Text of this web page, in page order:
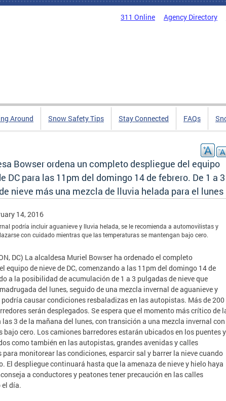
311 Online Agency Directory
Around Snow Safety Tips Stay Connected FAQs
Bowser ordena un completo despliegue del equipo
DC para las 11pm del domingo 14 de febrero. De 1 a 3
nieve más una mezcla de lluvia helada para el lunes
14, 2016
podría incluir aguanieve y lluvia helada, se le recomienda a automovilistas y
con cuidado mientras que las temperaturas se mantengan bajo cero.
DC) La alcaldesa Muriel Bowser ha ordenado el completo
equipo de nieve de DC, comenzando a las 11pm del domingo 14 de
a la posibilidad de acumulación de 1 a 3 pulgadas de nieve que
del lunes, seguido de una mezcla invernal de aguanieve y
causar condiciones resbaladizas en las autopistas. Más de 200
serán desplegados. Se espera que el momento más crítico de
las 3 de la mañana del lunes, con transición a una mezcla invernal con
bajo cero. Los camiones barredores estarán ubicados en los puentes y
como también en las autopistas, grandes avenidas y calles
para monitorear las condiciones, esparcir sal y barrer la nieve cuando
El despliegue continuará hasta que la amenaza de nieve y hielo haya
a conductores y peatones tener precaución en las calles
día.